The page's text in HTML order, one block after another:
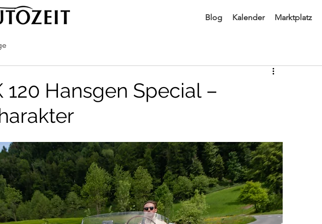
Blog Kalender Marktplatz
120 Hansgen Special –